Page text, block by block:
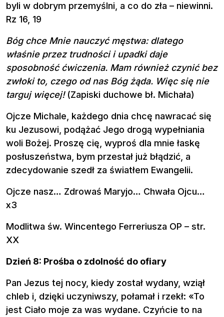
byli w dobrym przemyślni, a co do zła – niewinni.
Rz 16, 19
Bóg chce Mnie nauczyć męstwa: dlatego
właśnie przez trudności i upadki daje
sposobność ćwiczenia. Mam również czynić bez
zwłoki to, czego od nas Bóg żąda. Więc się nie
targuj więcej! (Zapiski duchowe bł. Michała)
Ojcze Michale, każdego dnia chcę nawracać się
ku Jezusowi, podążać Jego drogą wypełniania
woli Bożej. Proszę cię, wyproś dla mnie łaskę
posłuszeństwa, bym przestał już błądzić, a
zdecydowanie szedł za światłem Ewangelii.
Ojcze nasz… Zdrowaś Maryjo… Chwała Ojcu…
x3
Modlitwa św. Wincentego Ferreriusza OP – str.
XX
Dzień 8: Prośba o zdolność do ofiary
Pan Jezus tej nocy, kiedy został wydany, wziął
chleb i, dzięki uczyniwszy, połamał i rzekł: «To
jest Ciało moje za was wydane. Czyńcie to na